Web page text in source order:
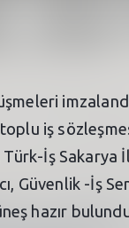
iş
İş Sakarya
Güvenlik -İş
hazır